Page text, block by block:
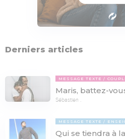
Derniers articles
MESSAGE TEXTE
Maris, battez-
Sébastien .
MESSAGE TEXTE
Qui se tiendra à